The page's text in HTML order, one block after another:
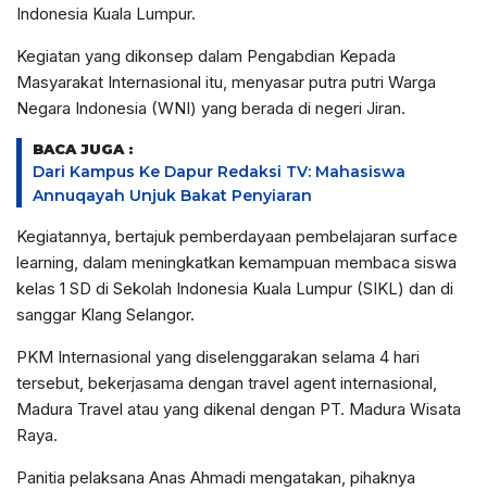
Indonesia Kuala Lumpur.
Kegiatan yang dikonsep dalam Pengabdian Kepada
Masyarakat Internasional itu, menyasar putra putri Warga
Negara Indonesia (WNI) yang berada di negeri Jiran.
BACA JUGA :
Dari Kampus Ke Dapur Redaksi TV: Mahasiswa
Annuqayah Unjuk Bakat Penyiaran
Kegiatannya, bertajuk pemberdayaan pembelajaran surface
learning, dalam meningkatkan kemampuan membaca siswa
kelas 1 SD di Sekolah Indonesia Kuala Lumpur (SIKL) dan di
sanggar Klang Selangor.
PKM Internasional yang diselenggarakan selama 4 hari
tersebut, bekerjasama dengan travel agent internasional,
Madura Travel atau yang dikenal dengan PT. Madura Wisata
Raya.
Panitia pelaksana Anas Ahmadi mengatakan, pihaknya